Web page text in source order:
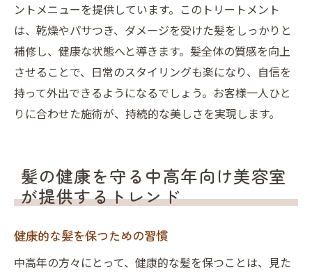
ントメニューを提供しています。このトリートメント
は、乾燥やパサつき、ダメージを受けた髪をしっかりと
補修し、健康な状態へと導きます。髪全体の質感を向上
させることで、日常のスタイリングも楽になり、自信を
持って外出できるようになるでしょう。お客様一人ひと
りに合わせた施術が、持続的な美しさを実現します。
髪の健康を守る中高年向け美容室
が提供するトレンド
健康的な髪を保つための習慣
中高年の方々にとって、健康的な髪を保つことは、見た